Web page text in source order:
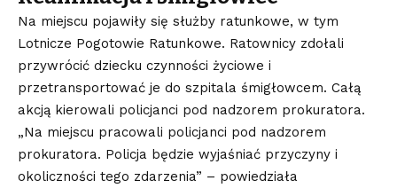
Na miejscu pojawiły się służby ratunkowe, w tym
Lotnicze Pogotowie Ratunkowe. Ratownicy zdołali
przywrócić dziecku czynności życiowe i
przetransportować je do szpitala śmigłowcem. Całą
akcją kierowali policjanci pod nadzorem prokuratora.
„Na miejscu pracowali policjanci pod nadzorem
prokuratora. Policja będzie wyjaśniać przyczyny i
okoliczności tego zdarzenia” – powiedziała